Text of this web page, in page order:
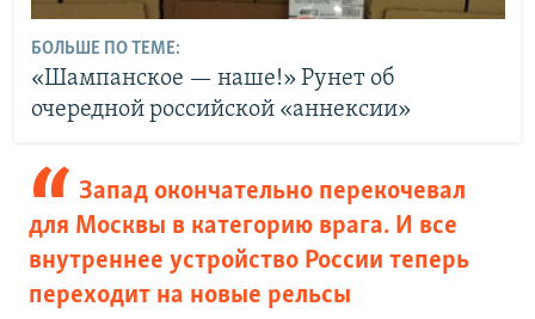
БОЛЬШЕ ПО ТЕМЕ:
«Шампанское — наше!» Рунет об
очередной российской «аннексии»
Запад окончательно перекочевал
для Москвы в категорию врага. И все
внутреннее устройство России теперь
переходит на новые рельсы